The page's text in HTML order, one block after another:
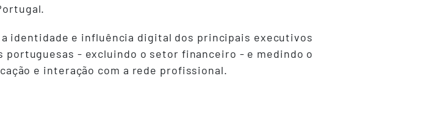
identidade e influência digital dos principais executivos
portuguesas - excluindo o setor financeiro - e medindo o
e interação com a rede profissional.